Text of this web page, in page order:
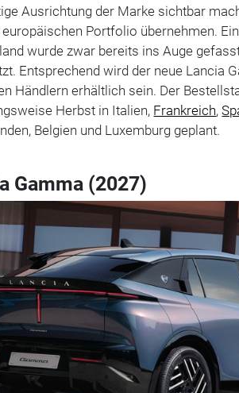
Ausrichtung der Marke sichtbar
Portfolio übernehmen.
wurde zwar bereits ins Auge
Entsprechend wird der neue Lancia
Händlern erhältlich sein. Der
Herbst in Italien, Frankreich,
Belgien und Luxemburg geplant.
Gamma (2027)